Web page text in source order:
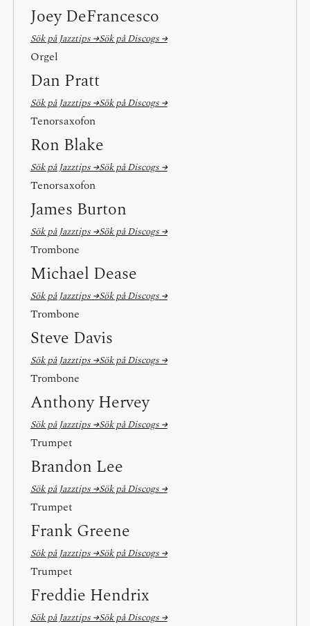
Joey DeFrancesco
Sök på Jazztips →Sök på Discogs →
Orgel
Dan Pratt
Sök på Jazztips →Sök på Discogs →
Tenorsaxofon
Ron Blake
Sök på Jazztips →Sök på Discogs →
Tenorsaxofon
James Burton
Sök på Jazztips →Sök på Discogs →
Trombone
Michael Dease
Sök på Jazztips →Sök på Discogs →
Trombone
Steve Davis
Sök på Jazztips →Sök på Discogs →
Trombone
Anthony Hervey
Sök på Jazztips →Sök på Discogs →
Trumpet
Brandon Lee
Sök på Jazztips →Sök på Discogs →
Trumpet
Frank Greene
Sök på Jazztips →Sök på Discogs →
Trumpet
Freddie Hendrix
Sök på Jazztips →Sök på Discogs →